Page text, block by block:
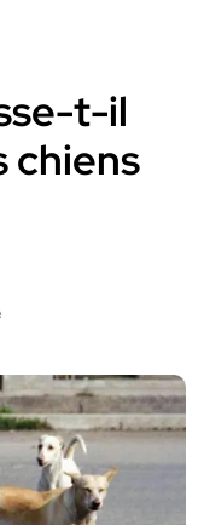
t-il
chiens